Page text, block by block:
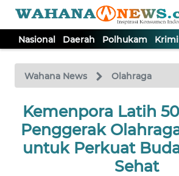
Nasional Daerah Polhukam
Wahana News Olahraga
Kemenpora Latih
Penggerak
untuk Perkuat
Sehat
TV
Tutup
NASIONAL
DAERAH